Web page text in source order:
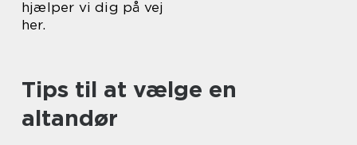
hjælper vi dig på vej
her.
Tips til at vælge en
altandør